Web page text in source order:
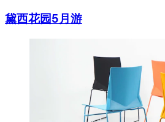
黛西花园5月游